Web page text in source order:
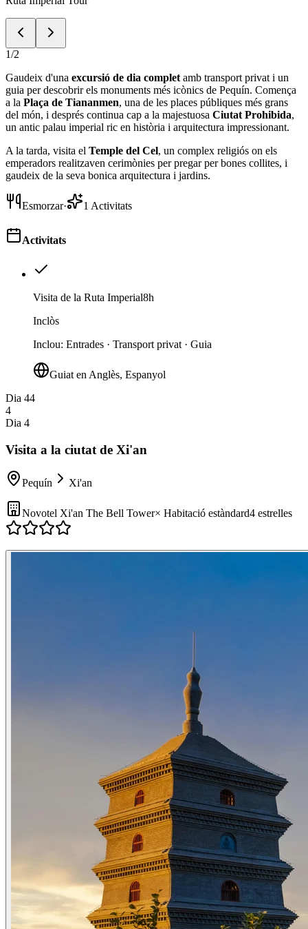
1/2
Gaudeix d'una excursió de dia complet amb transport privat i un
guia per descobrir els monuments més icònics de Pequín. Comença
a la Plaça de Tiananmen, una de les places públiques més grans
del món, i després continua cap a la majestuosa Ciutat Prohibida,
un antic palau imperial ric en història i arquitectura impressionant.
A la tarda, visita el Temple del Cel, un complex religiós on els
emperadors realitzaven cerimònies per pregar per bones collites, i
gaudeix de la seva bonica arquitectura i jardins.
Esmorzar· 1 Activitats
Activitats
Visita de la Ruta Imperial8h
Inclòs
Inclou: Entrades · Transport privat · Guia
Guiat en Anglès, Espanyol
Dia 44
4
Dia 4
Visita a la ciutat de Xi'an
Pequín Xi'an
Novotel Xi'an The Bell Tower× Habitació estàndard4 estrelles